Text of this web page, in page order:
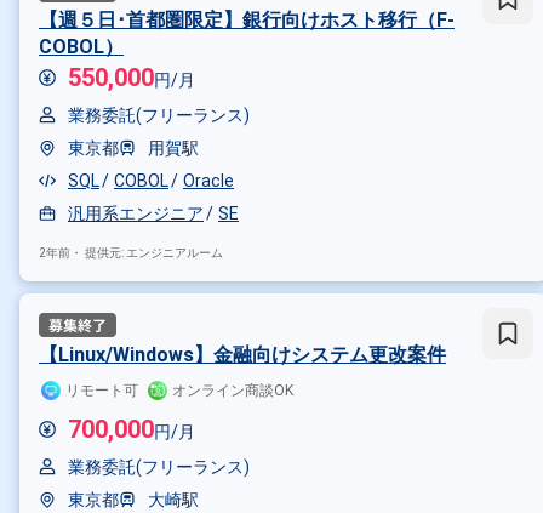
【週５日･首都圏限定】銀行向けホスト移行（F-
COBOL）
550,000円/月
業務委託(フリーランス)
東京都
用賀駅
SQL
COBOL
Oracle
汎用系エンジニア
SE
2年前・ 提供元: エンジニアルーム
【Linux/Windows】金融向けシステム更改案件
リモート可 オンライン商談OK
700,000円/月
業務委託(フリーランス)
東京都
大崎駅
Oracle × 副業 Oracle × 在宅・